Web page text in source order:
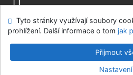
Mapa stránek Přístupnost
Modul OpenSearch
Napište nám
Parlamentní knihovna České
v.4.8.63a-
Tyto stránky využívají soubory
prohlížení. Další informace o tom jak
Přijmout
Nastavení